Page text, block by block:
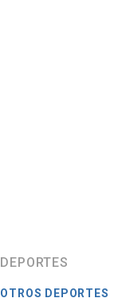
DEPORTES
OTROS DEPORTES